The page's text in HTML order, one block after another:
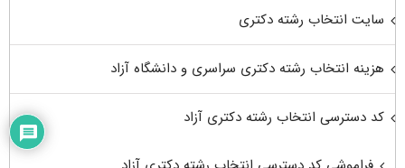
سایت انتخاب رشته دکتری
هزینه انتخاب رشته دکتری سراسری و دانشگاه آزاد
کد دسترسی انتخاب رشته دکتری آزاد